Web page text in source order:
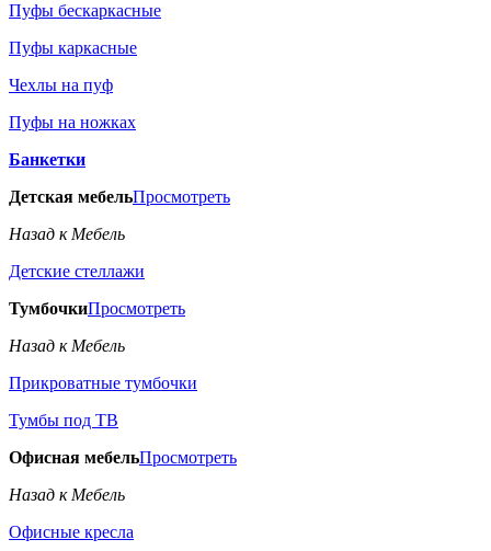
Пуфы бескаркасные
Пуфы каркасные
Чехлы на пуф
Пуфы на ножках
Банкетки
Детская мебельПросмотреть
Назад к Мебель
Детские стеллажи
ТумбочкиПросмотреть
Назад к Мебель
Прикроватные тумбочки
Тумбы под ТВ
Офисная мебельПросмотреть
Назад к Мебель
Офисные кресла